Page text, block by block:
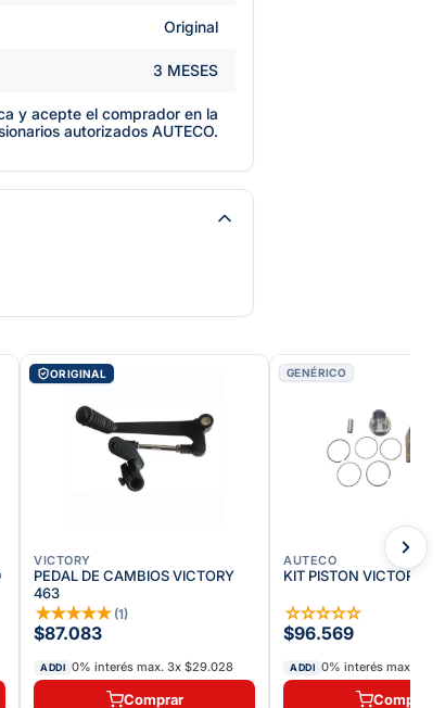
Original
3 MESES
y acepte el comprador en la
autorizados AUTECO.
ORIGINAL
VICTORY
PEDAL DE CAMBIOS VICTORY
463
★★★★★ (1)
$87.083
ADDI 0% interés max. 3x $29.028
Comprar
GENÉRICO
AUTECO
KIT PISTON VICTORY
☆☆☆☆☆
$96.569
ADDI 0% interés max.
Comprar